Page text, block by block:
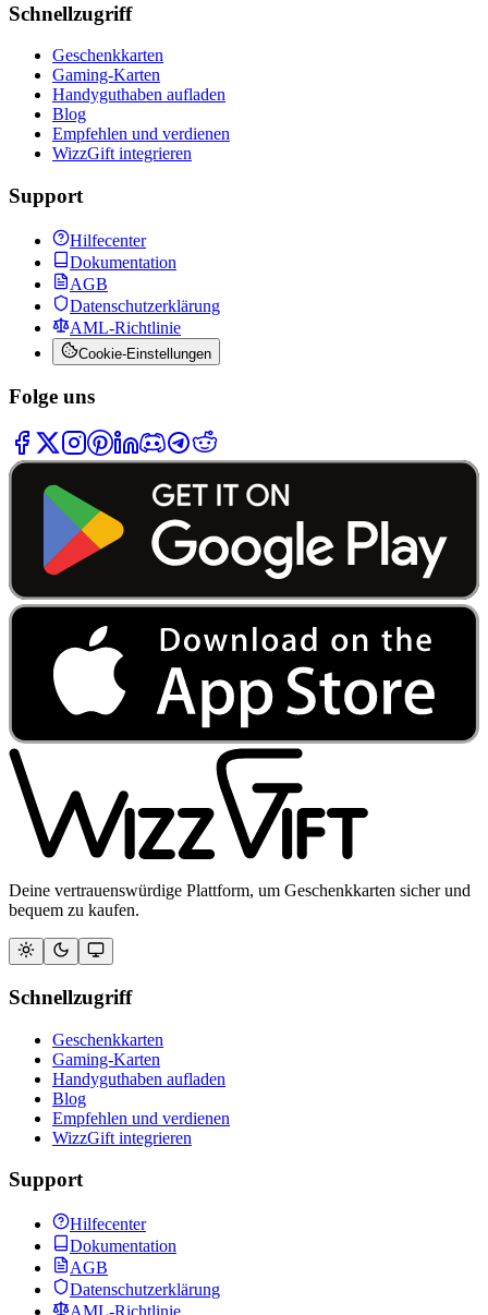
Schnellzugriff
Geschenkkarten
Gaming-Karten
Handyguthaben aufladen
Blog
Empfehlen und verdienen
WizzGift integrieren
Support
Hilfecenter
Dokumentation
AGB
Datenschutzerklärung
AML-Richtlinie
Cookie-Einstellungen
Folge uns
Deine vertrauenswürdige Plattform, um Geschenkkarten sicher und
bequem zu kaufen.
Schnellzugriff
Geschenkkarten
Gaming-Karten
Handyguthaben aufladen
Blog
Empfehlen und verdienen
WizzGift integrieren
Support
Hilfecenter
Dokumentation
AGB
Datenschutzerklärung
AML-Richtlinie